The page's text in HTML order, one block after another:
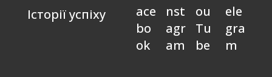
Історії успіху